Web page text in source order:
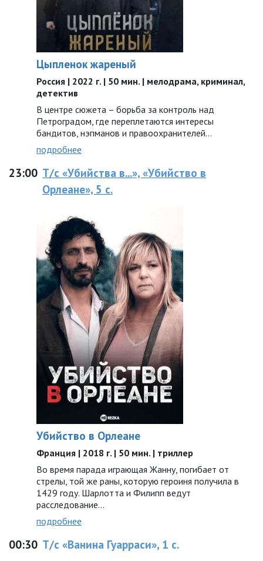
Цыпленок жареный
Россия | 2022 г. | 50 мин. | мелодрама, криминал,
детектив
В центре сюжета – борьба за контроль над
Петроградом, где переплетаются интересы
бандитов, нэпманов и правоохранителей…
подробнее
23:00 Т/с «Убийства в...», «Убийство в
Орлеане», 5 с.
Убийство в Орлеане
Франция | 2018 г. | 50 мин. | триллер
Во время парада играющая Жанну, погибает от
стрелы, той же раны, которую героиня получила в
1429 году. Шарлотта и Филипп ведут
расследование…
подробнее
00:30 Т/с «Ванина Гуарраси», 1 с.